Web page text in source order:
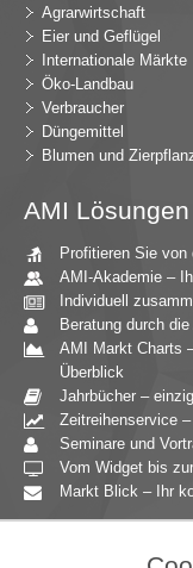
Agrarwirtschaft
Eier und Geflügel
Internationale Märkte
Öko-Landbau
Verbraucher
Düngemittel
Blumen und
AMI
Profitieren Sie
AMI-Akademie –
Individuell
Beratung durch
AMI Markt Charts
Überblick
Jahrbücher –
Zeitreihenservice
Seminare und
Vom Widget bis
Markt Blick – Ihr